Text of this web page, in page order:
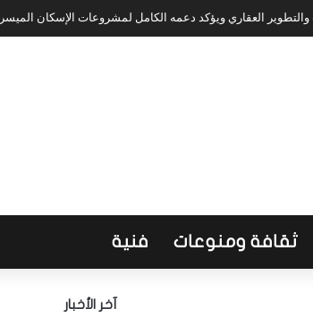
العقاري ويؤكد دعمه الكامل لمشروعات الإسكان الميسر
ثقافة ومنوعات فنية
آخر الأخبار